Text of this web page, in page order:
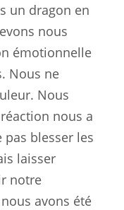
un dragon en
nous
émotionnelle
Nous ne
Nous
nous a
pas blesser les
laisser
notre
avons été